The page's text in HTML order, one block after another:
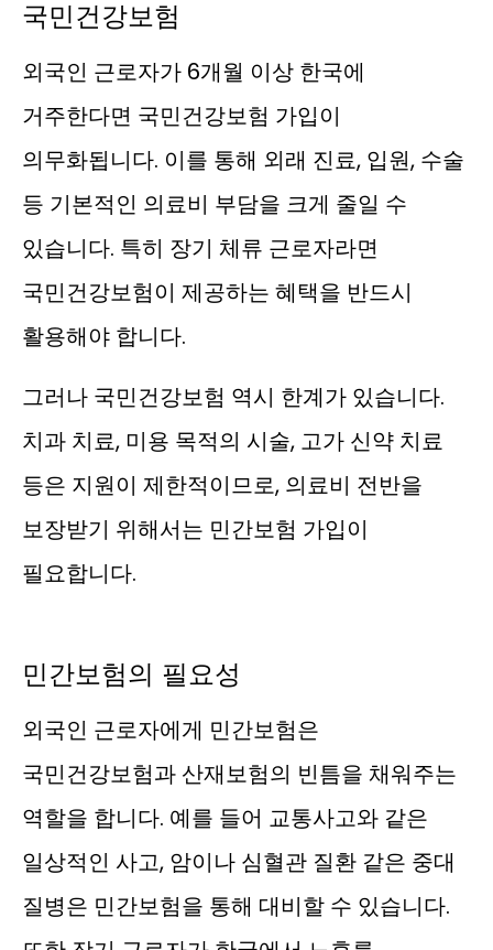
국민건강보험
외국인 근로자가 6개월 이상 한국에
거주한다면 국민건강보험 가입이
의무화됩니다. 이를 통해 외래 진료, 입원, 수술
등 기본적인 의료비 부담을 크게 줄일 수
있습니다. 특히 장기 체류 근로자라면
국민건강보험이 제공하는 혜택을 반드시
활용해야 합니다.
그러나 국민건강보험 역시 한계가 있습니다.
치과 치료, 미용 목적의 시술, 고가 신약 치료
등은 지원이 제한적이므로, 의료비 전반을
보장받기 위해서는 민간보험 가입이
필요합니다.
민간보험의 필요성
외국인 근로자에게 민간보험은
국민건강보험과 산재보험의 빈틈을 채워주는
역할을 합니다. 예를 들어 교통사고와 같은
일상적인 사고, 암이나 심혈관 질환 같은 중대
질병은 민간보험을 통해 대비할 수 있습니다.